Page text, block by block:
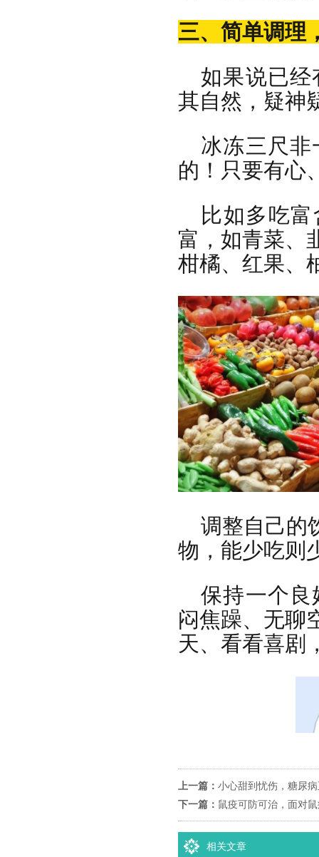
三、简单调理
如果说已经
其自然，疑神
冰冻三尺
的！只要有心
比如多吃
富，如青菜、
柑橘、红果、
调整自己的
物，能少吃则
保持一个良
闷焦躁、无聊
天、看看喜剧
上一篇： 小心甜到忧伤，糖尿
下一篇： 鼠疫可防可治，面对
相关文章